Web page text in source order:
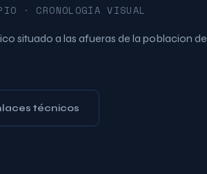
· CRONOLOGÍA VISUAL
situado a las afueras de la poblacion de
técnicos